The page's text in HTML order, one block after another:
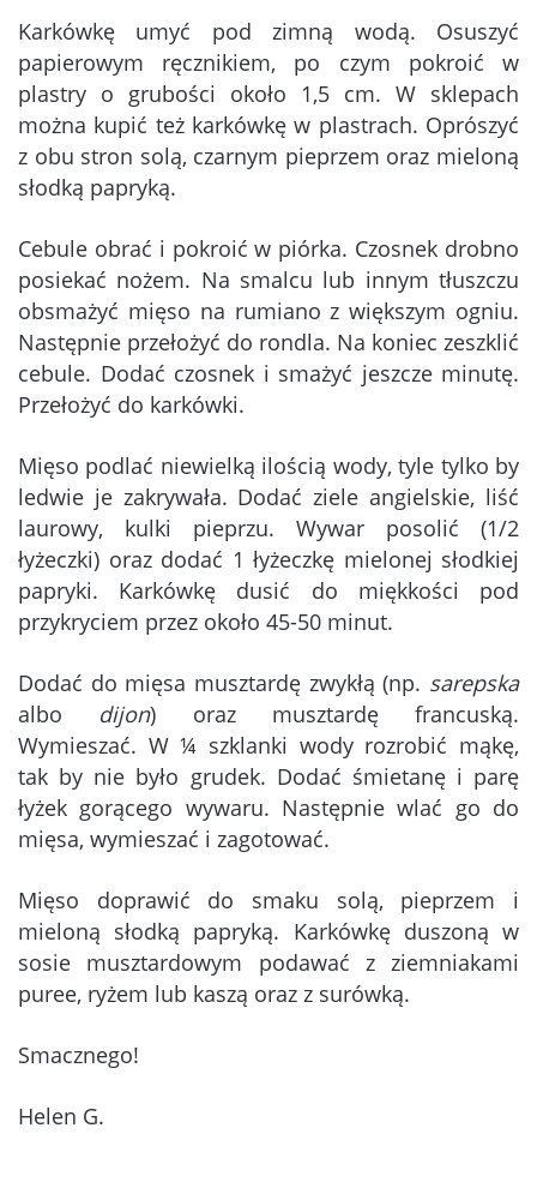
Karkówkę umyć pod zimną wodą. Osuszyć
papierowym ręcznikiem, po czym pokroić w
plastry o grubości około 1,5 cm. W sklepach
można kupić też karkówkę w plastrach. Oprószyć
z obu stron solą, czarnym pieprzem oraz mieloną
słodką papryką.
Cebule obrać i pokroić w piórka. Czosnek drobno
posiekać nożem. Na smalcu lub innym tłuszczu
obsmażyć mięso na rumiano z większym ogniu.
Następnie przełożyć do rondla. Na koniec zeszklić
cebule. Dodać czosnek i smażyć jeszcze minutę.
Przełożyć do karkówki.
Mięso podlać niewielką ilością wody, tyle tylko by
ledwie je zakrywała. Dodać ziele angielskie, liść
laurowy, kulki pieprzu. Wywar posolić (1/2
łyżeczki) oraz dodać 1 łyżeczkę mielonej słodkiej
papryki. Karkówkę dusić do miękkości pod
przykryciem przez około 45-50 minut.
Dodać do mięsa musztardę zwykłą (np. sarepska
albo dijon) oraz musztardę francuską.
Wymieszać. W ¼ szklanki wody rozrobić mąkę,
tak by nie było grudek. Dodać śmietanę i parę
łyżek gorącego wywaru. Następnie wlać go do
mięsa, wymieszać i zagotować.
Mięso doprawić do smaku solą, pieprzem i
mieloną słodką papryką. Karkówkę duszoną w
sosie musztardowym podawać z ziemniakami
puree, ryżem lub kaszą oraz z surówką.
Smacznego!
Helen G.